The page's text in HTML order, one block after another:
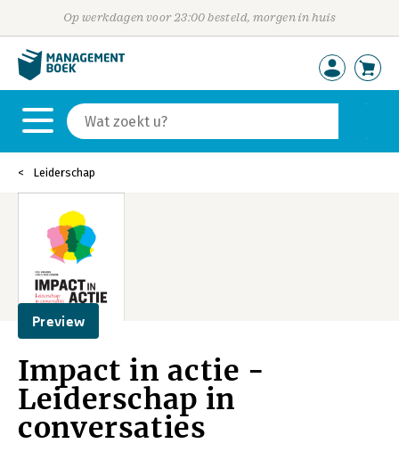
Op werkdagen voor 23:00 besteld, morgen in huis
Leiderschap
Preview
Impact in actie -
Leiderschap in
conversaties